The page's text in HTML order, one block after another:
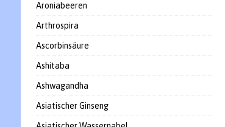
Aroniabeeren
Arthrospira
Ascorbinsäure
Ashitaba
Ashwagandha
Asiatischer Ginseng